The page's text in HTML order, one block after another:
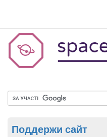
Поддержи сайт